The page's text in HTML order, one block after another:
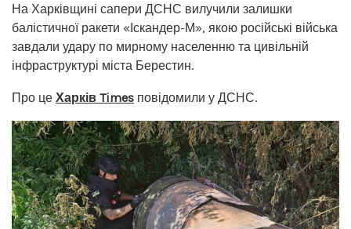
На Харківщині сапери ДСНС вилучили залишки
балістичної ракети «Іскандер-М», якою російські війська
завдали удару по мирному населенню та цивільній
інфраструктурі міста Берестин.
Про це Харків Times повідомили у ДСНС.